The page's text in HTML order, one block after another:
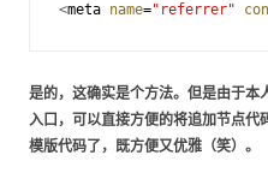
<meta name="referrer"
是的，这确实是个方法。但是由于本
入口，可以直接方便的将追加节点代
模版代码了，既方便又优雅（笑）。